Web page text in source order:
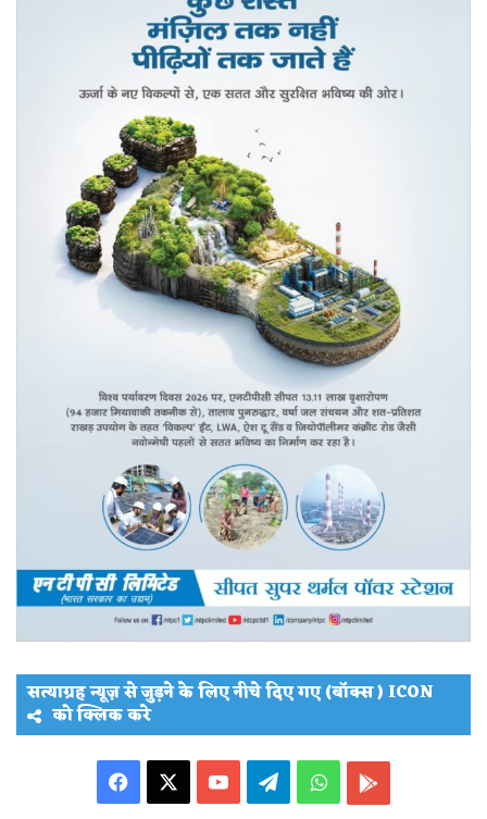
सत्याग्रह न्यूज़ से जुड़ने के लिए नीचे दिए गए (बॉक्स ) ICON
को क्लिक करे
Facebook YouTubeTelegramWhatsApp